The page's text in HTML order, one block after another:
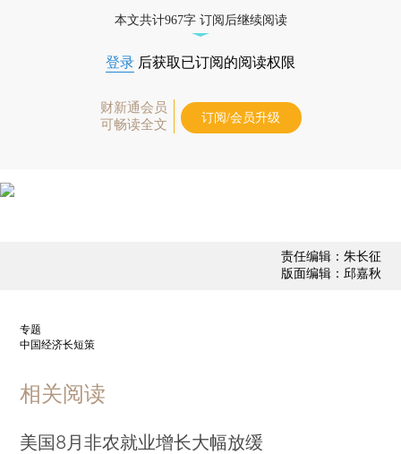
本文共计967字 订阅后继续阅读
登录 后获取已订阅的阅读权限
财新通会员
可畅读全文
订阅/会员升级
责任编辑：朱长征
版面编辑：邱嘉秋
专题
中国经济长短策
相关阅读
美国8月非农就业增长大幅放缓